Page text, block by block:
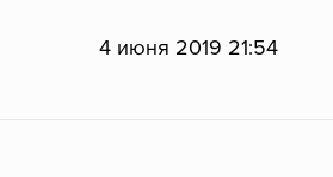
4 июня 2019 21:54